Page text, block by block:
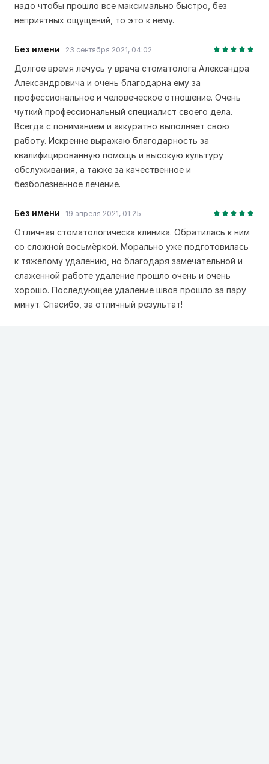
надо чтобы прошло все максимально быстро, без
неприятных ощущений, то это к нему.
Без имени 23 сентября 2021, 04:02
Долгое время лечусь у врача стоматолога Александра
Александровича и очень благодарна ему за
профессиональное и человеческое отношение. Очень
чуткий профессиональный специалист своего дела.
Всегда с пониманием и аккуратно выполняет свою
работу. Искренне выражаю благодарность за
квалифицированную помощь и высокую культуру
обслуживания, а также за качественное и
безболезненное лечение.
Без имени 19 апреля 2021, 01:25
Отличная стоматологическа клиника. Обратилась к ним
со сложной восьмёркой. Морально уже подготовилась
к тяжёлому удалению, но благодаря замечательной и
слаженной работе удаление прошло очень и очень
хорошо. Последующее удаление швов прошло за пару
минут. Спасибо, за отличный результат!